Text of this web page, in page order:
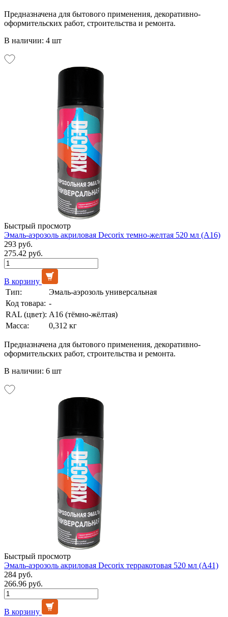
Предназначена для бытового применения, декоративно-
оформительских работ, строительства и ремонта.
В наличии: 4 шт
Быстрый просмотр
Эмаль-аэрозоль акриловая Decorix темно-желтая 520 мл (А16)
293 руб.
275.42 руб.
В корзину
Тип:
Эмаль-аэрозоль универсальная
Код товара: -
RAL (цвет): А16 (тёмно-жёлтая)
Масса:
0,312 кг
Предназначена для бытового применения, декоративно-
оформительских работ, строительства и ремонта.
В наличии: 6 шт
Быстрый просмотр
Эмаль-аэрозоль акриловая Decorix терракотовая 520 мл (А41)
284 руб.
266.96 руб.
В корзину